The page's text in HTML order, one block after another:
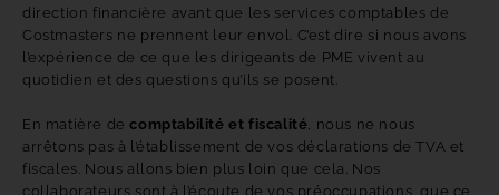
direction financière avant que les services comptables de
Costmasters ne prennent leur envol. C’est dire si nous avons
l’expérience de ce que les dirigeants de PME vivent au
quotidien et des questions qu’ils se posent.
En matière decomptabilité et fiscalité , nous ne nous
arrêtons pas à l’établissement de vos déclarations de TVA et
fiscales. Nous allons bien plus loin que cela. Nos
collaborateurs sont à l’écoute de vos préoccupations, que ce